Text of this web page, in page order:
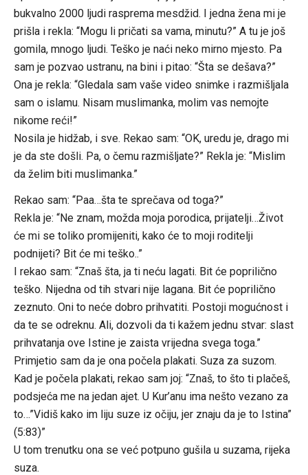
bukvalno 2000 ljudi rasprema mesdžid. I jedna žena mi je
prišla i rekla: “Mogu li pričati sa vama, minutu?” A tu je još
gomila, mnogo ljudi. Teško je naći neko mirno mjesto. Pa
sam je pozvao ustranu, na bini i pitao: “Šta se dešava?”
Ona je rekla: “Gledala sam vaše video snimke i razmišljala
sam o islamu. Nisam muslimanka, molim vas nemojte
nikome reći!”
Nosila je hidžab, i sve. Rekao sam: “OK, uredu je, drago mi
je da ste došli. Pa, o čemu razmišljate?” Rekla je: “Mislim
da želim biti muslimanka.”
Rekao sam: “Paa…šta te sprečava od toga?”
Rekla je: “Ne znam, možda moja porodica, prijatelji…Život
će mi se toliko promijeniti, kako će to moji roditelji
podnijeti? Bit će mi teško..”
I rekao sam: “Znaš šta, ja ti neću lagati. Bit će poprilično
teško. Nijedna od tih stvari nije lagana. Bit će poprilično
zeznuto. Oni to neće dobro prihvatiti. Postoji mogućnost i
da te se odreknu. Ali, dozvoli da ti kažem jednu stvar: slast
prihvatanja ove Istine je zaista vrijedna svega toga.”
Primjetio sam da je ona počela plakati. Suza za suzom.
Kad je počela plakati, rekao sam joj: “Znaš, to što ti plačeš,
podsjeća me na jedan ajet. U Kur’anu ima nešto vezano za
to…”Vidiš kako im liju suze iz očiju, jer znaju da je to Istina”
(5:83)”
U tom trenutku ona se već potpuno gušila u suzama, rijeka
suza.